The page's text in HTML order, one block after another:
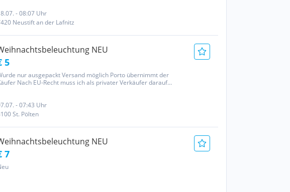
- 08:07 Uhr
Neustift an der Lafnitz
NEU
5
nur ausgepackt Versand möglich Porto übernimmt der
Nach EU-Recht muss ich als privater Verkäufer darauf
- 07:43 Uhr
St. Pölten
NEU
7